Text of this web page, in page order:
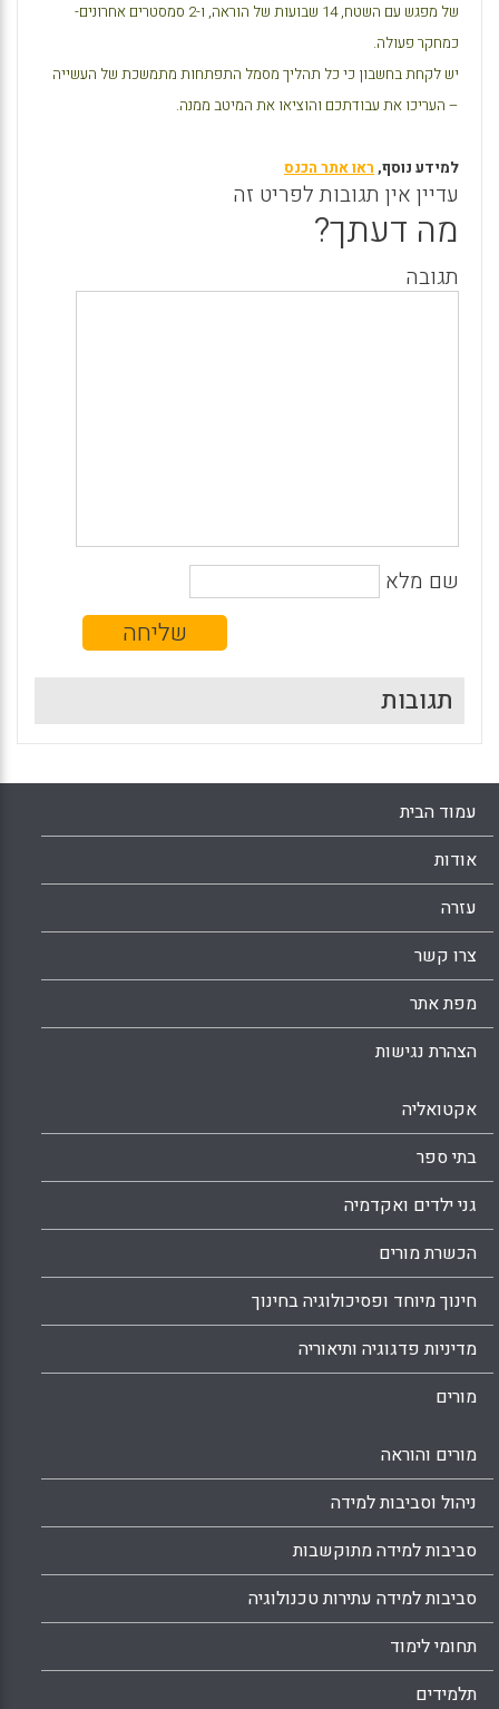
של מפגש עם השטח, 14 שבועות של הוראה, ו-2 סמסטרים אחרונים-
כמחקר פעולה.
יש לקחת בחשבון כי כל תהליך מסמל התפתחות מתמשכת של העשייה
– העריכו את עבודתכם והוציאו את המיטב ממנה.
למידע נוסף,ראו אתר הכנס
עדיין אין תגובות לפריט זה
מה דעתך?
תגובה
שם מלא
תגובות
עמוד הבית
אודות
עזרה
צרו קשר
מפת אתר
הצהרת נגישות
אקטואליה
בתי ספר
גני ילדים ואקדמיה
הכשרת מורים
חינוך מיוחד ופסיכולוגיה בחינוך
מדיניות פדגוגיה ותיאוריה
מורים
מורים והוראה
ניהול וסביבות למידה
סביבות למידה מתוקשבות
סביבות למידה עתירות טכנולוגיה
תחומי לימוד
תלמידים